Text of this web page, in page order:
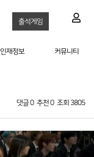
출석게임
인재정보 커뮤니티
댓글 0 추천 0 조회 3805